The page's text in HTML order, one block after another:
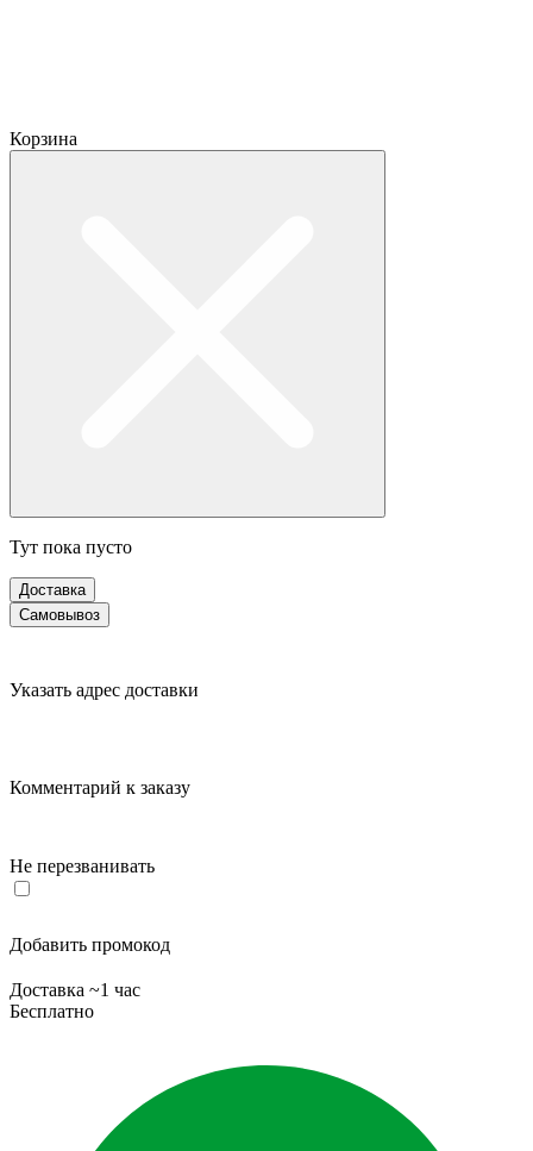
Корзина
Тут пока пусто
Доставка
Самовывоз
Указать адрес доставки
Комментарий к заказу
Не перезванивать
Добавить промокод
Доставка ~1 час
Бесплатно